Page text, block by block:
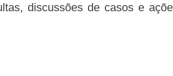
discussões de casos e